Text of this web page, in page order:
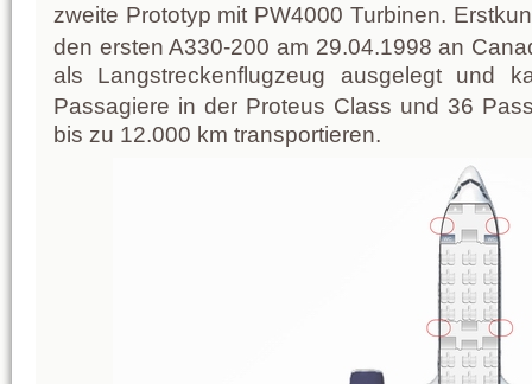
zweite Prototyp mit PW4000 Turbinen.
den ersten A330-200 am 29.04.1998 an
als Langstreckenflugzeug ausgelegt und
Passagiere in der Proteus Class und 36
bis zu 12.000 km transportieren.